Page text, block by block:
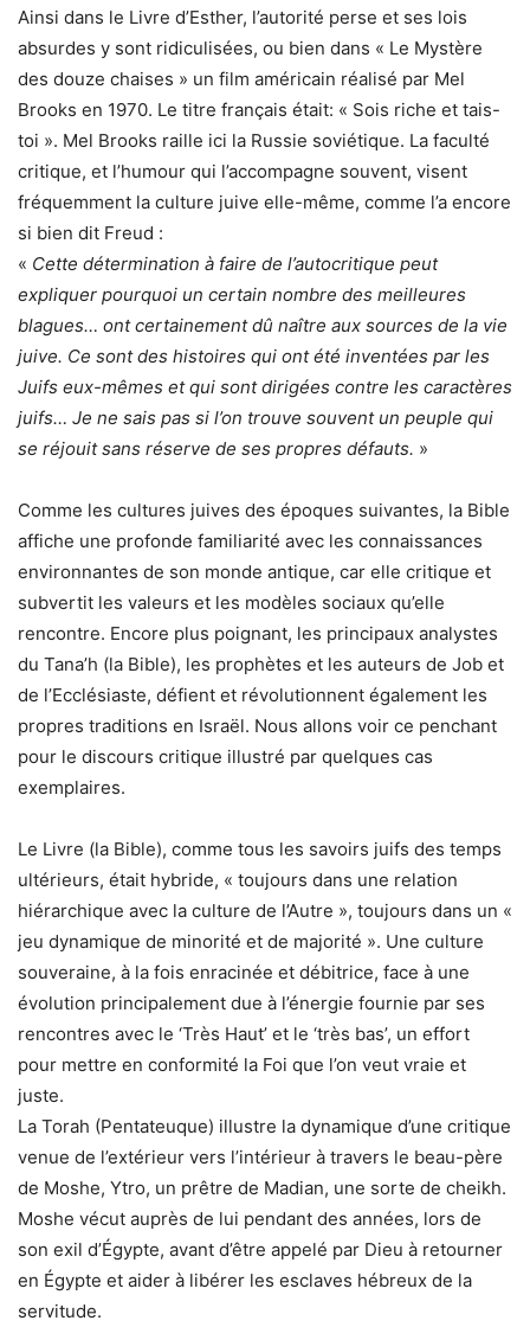
Ainsi dans le Livre d’Esther, l’autorité perse et ses lois
absurdes y sont ridiculisées, ou bien dans « Le Mystère
des douze chaises » un film américain réalisé par Mel
Brooks en 1970. Le titre français était: « Sois riche et tais-
toi ». Mel Brooks raille ici la Russie soviétique. La faculté
critique, et l’humour qui l’accompagne souvent, visent
fréquemment la culture juive elle-même, comme l’a encore
si bien dit Freud :
« Cette détermination à faire de l’autocritique peut
expliquer pourquoi un certain nombre des meilleures
blagues… ont certainement dû naître aux sources de la vie
juive. Ce sont des histoires qui ont été inventées par les
Juifs eux-mêmes et qui sont dirigées contre les caractères
juifs… Je ne sais pas si l’on trouve souvent un peuple qui
se réjouit sans réserve de ses propres défauts. »
Comme les cultures juives des époques suivantes, la Bible
affiche une profonde familiarité avec les connaissances
environnantes de son monde antique, car elle critique et
subvertit les valeurs et les modèles sociaux qu’elle
rencontre. Encore plus poignant, les principaux analystes
du Tana’h (la Bible), les prophètes et les auteurs de Job et
de l’Ecclésiaste, défient et révolutionnent également les
propres traditions en Israël. Nous allons voir ce penchant
pour le discours critique illustré par quelques cas
exemplaires.
Le Livre (la Bible), comme tous les savoirs juifs des temps
ultérieurs, était hybride, « toujours dans une relation
hiérarchique avec la culture de l’Autre », toujours dans un «
jeu dynamique de minorité et de majorité ». Une culture
souveraine, à la fois enracinée et débitrice, face à une
évolution principalement due à l’énergie fournie par ses
rencontres avec le ‘Très Haut’ et le ‘très bas’, un effort
pour mettre en conformité la Foi que l’on veut vraie et
juste.
La Torah (Pentateuque) illustre la dynamique d’une critique
venue de l’extérieur vers l’intérieur à travers le beau-père
de Moshe, Ytro, un prêtre de Madian, une sorte de cheikh.
Moshe vécut auprès de lui pendant des années, lors de
son exil d’Égypte, avant d’être appelé par Dieu à retourner
en Égypte et aider à libérer les esclaves hébreux de la
servitude.